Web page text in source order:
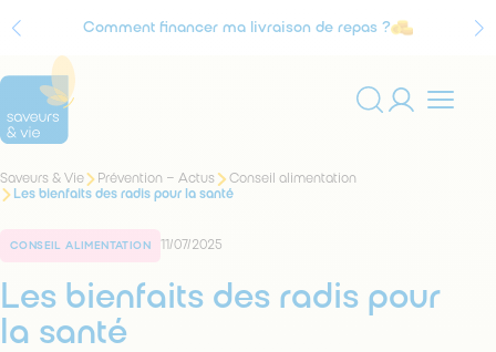
Agrément Service à la personne
Comment financer ma livraison de repas ?
Rechercher
site
Vous
êtes
Saveurs & Vie Prévention – Actus
Conseil alimentation
Les bienfaits des radis pour la santé
CONSEIL ALIMENTATION 11/07/2025
Les bienfaits des radis pour
la santé